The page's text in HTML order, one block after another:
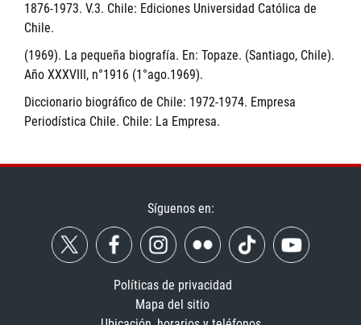
1876-1973. V.3. Chile: Ediciones Universidad Católica de
Chile.
(1969). La pequeña biografía. En: Topaze. (Santiago, Chile).
Año XXXVIII, n°1916 (1°ago.1969).
Diccionario biográfico de Chile: 1972-1974. Empresa
Periodística Chile. Chile: La Empresa.
Síguenos en:
Políticas de privacidad
Mapa del sitio